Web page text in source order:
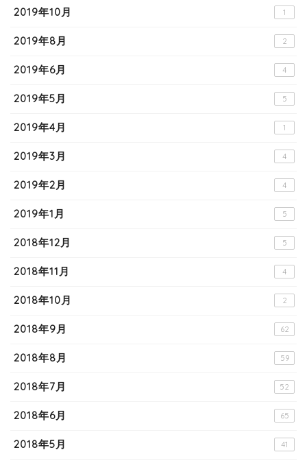
2019年10月 1
2019年8月 2
2019年6月 4
2019年5月 5
2019年4月 1
2019年3月 4
2019年2月 4
2019年1月 5
2018年12月 5
2018年11月 4
2018年10月 2
2018年9月 62
2018年8月 59
2018年7月 52
2018年6月 65
2018年5月 41